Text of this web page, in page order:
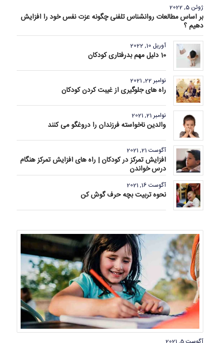
ژوئن 5, 2022
بر اساس مطالعات روانشناس تلفنی چگونه عزت نفس خود را افزایش
دهیم ؟
آوریل 10, 2022
10 دلیل مهم بدرفتاری کودکان
نوامبر 22, 2021
راه های جلوگیری از غیبت کردن کودکان
نوامبر 21, 2021
والدین ناخواسته فرزندان را دروغگو می کنند
آگوست 21, 2021
افزایش تمرکز در کودکان | راه های افزایش تمرکز هنگام
درس خواندن
آگوست 16, 2021
نحوه تربیت بچه حرف گوش کن